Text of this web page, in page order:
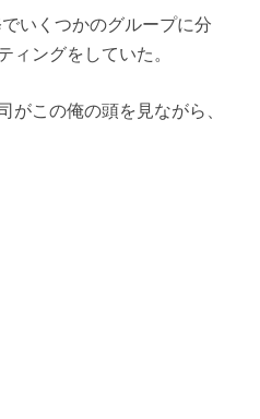
いくつかのグループに分
ィングをしていた。
がこの俺の頭を見ながら、